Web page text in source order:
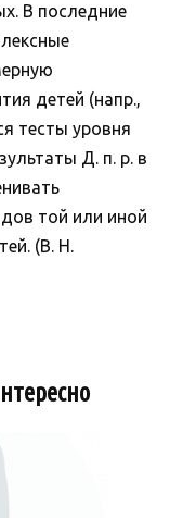
В последние
детей (напр.,
тесты уровня
Д. п. р. в
той или иной
(В. Н.